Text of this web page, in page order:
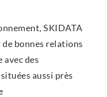
SKIDATA
de bonnes relations
avec des
aussi près